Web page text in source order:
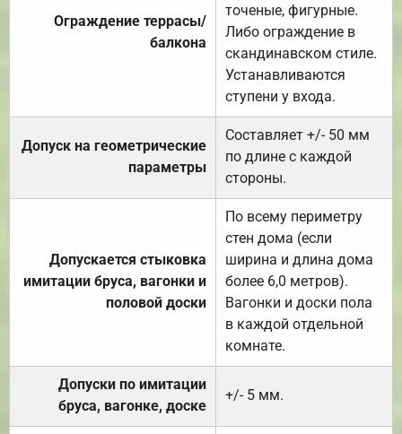
Ограждение террасы/
балкона
точеные, фигурные.
Либо ограждение в
скандинавском стиле.
Устанавливаются
ступени у входа.
Допуск на геометрические
параметры
Составляет +/- 50 мм
по длине с каждой
стороны.
Допускается стыковка
имитации бруса, вагонки и
половой доски
По всему периметру
стен дома (если
ширина и длина дома
более 6,0 метров).
Вагонки и доски пола
в каждой отдельной
комнате.
Допуски по имитации
бруса, вагонке, доске
+/- 5 мм.